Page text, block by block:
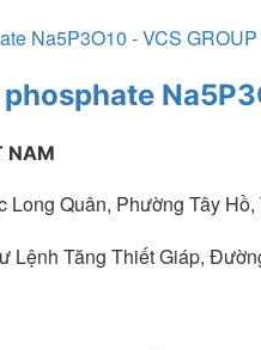
NAM
Quân, Phường Tây
Lệnh Tăng Thiết Giáp,